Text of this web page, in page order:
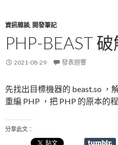
資訊雜談, 開發筆記
PHP-BEAST
2021-08-29 發表迴響
先找出目標機器的 beast.so ，
重編 PHP ，把 PHP 的原本的
分享此文：